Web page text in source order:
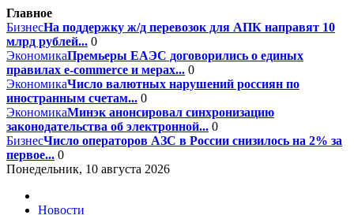
Главное
БизнесНа поддержку ж/д перевозок для АПК направят 10
млрд рублей... 0
ЭкономикаПремьеры ЕАЭС договорились о единых
правилах e-commerce и мерах... 0
ЭкономикаЧисло валютных нарушений россиян по
иностранным счетам... 0
ЭкономикаМинэк анонсировал синхронизацию
законодательства об электронной... 0
БизнесЧисло операторов АЗС в России снизилось на 2% за
первое... 0
Понедельник, 10 августа 2026
Новости